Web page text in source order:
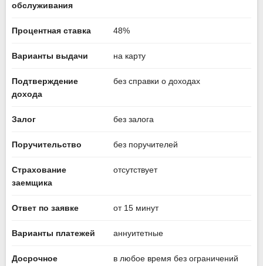
обслуживания
Процентная ставка 48%
Варианты выдачи на карту
Подтверждение
дохода
без справки о доходах
Залог без залога
Поручительство без поручителей
Страхование
заемщика
отсутствует
Ответ по заявке от 15 минут
Варианты платежей аннуитетные
Досрочное
в любое время без ограничений